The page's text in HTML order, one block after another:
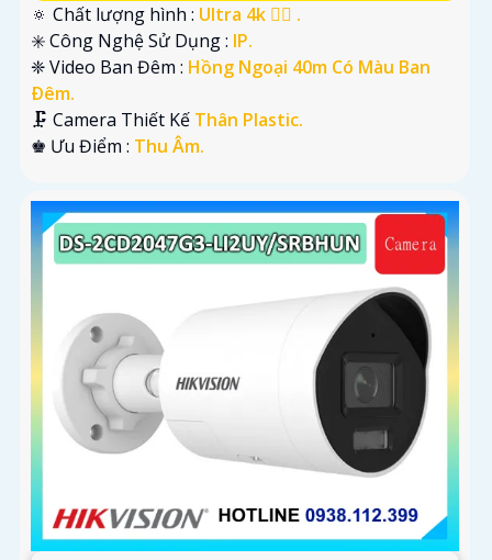
🔅 Chất lượng hình : Ultra 4k 👍🏾 .
✳️ Công Nghệ Sử Dụng : IP.
❈ Video Ban Đêm : Hồng Ngoại 40m Có Màu Ban
Ðêm.
🗜️ Camera Thiết Kế Thân Plastic.
️♚ Ưu Điểm : Thu Âm.